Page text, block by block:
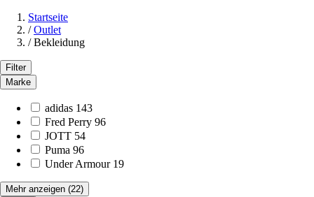
Startseite
/ Outlet
/ Bekleidung
Filter
Marke
adidas 143
Fred Perry 96
JOTT 54
Puma 96
Under Armour 19
Mehr anzeigen (22)